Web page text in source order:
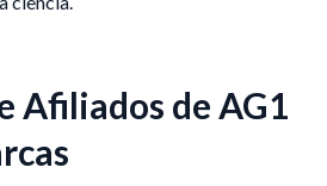
Afiliados de AG1